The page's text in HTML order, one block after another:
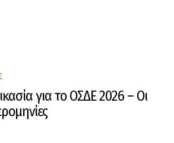
για το ΟΣΔΕ 2026 – Οι